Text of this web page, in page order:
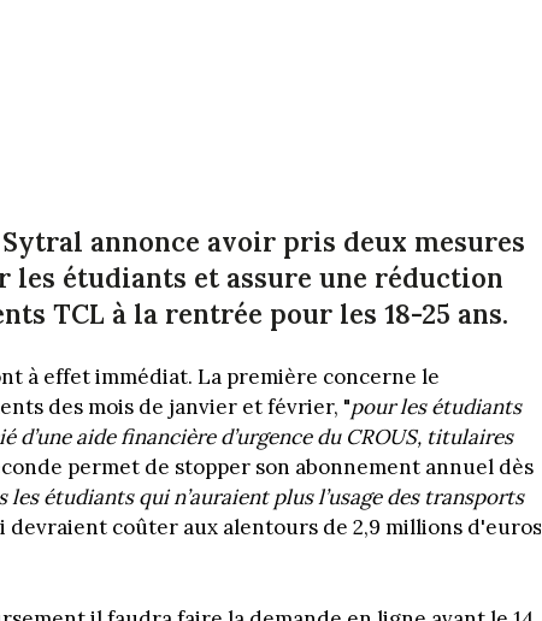
annonce avoir pris deux mesures
étudiants et assure une réduction
TCL à la rentrée pour les 18-25 ans.
à effet immédiat. La première concerne le
des mois de janvier et février, "pour les étudiants
d’une aide financière d’urgence du CROUS, titulaires
permet de stopper son abonnement annuel dès
les étudiants qui n’auraient plus l’usage des transports
devraient coûter aux alentours de 2,9 millions d'euros